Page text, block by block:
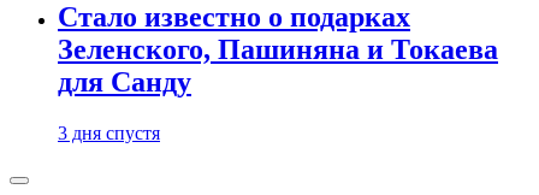
Стало известно о подарках
Зеленского, Пашиняна и Токаева
для Санду
3 дня спустя